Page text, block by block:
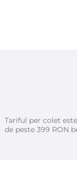
Tariful per colet
de peste 399 RON